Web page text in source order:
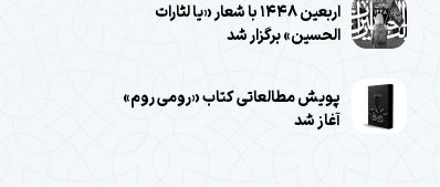
اربعین ۱۴۴۸ با شعار «یا لثارات
الحسین» برگزار شد
پویش مطالعاتی کتاب «رومی روم»
آغاز شد